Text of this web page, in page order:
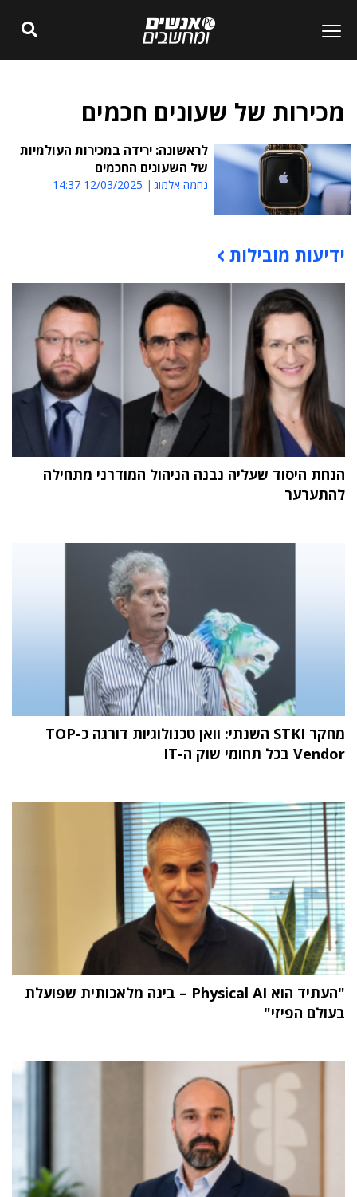
מכירות של שעונים חכמים
לראשונה: ירידה במכירות העולמיות
של השעונים החכמים
נחמה אלמוג 12/03/2025 14:37
תוכן פרסומי
ידיעות מובילות
הנחת היסוד שעליה נבנה הניהול המודרני מתחילה
להתערער
מחקר STKI השנתי: וואן טכנולוגיות דורגה כ-TOP
Vendor בכל תחומי שוק ה-IT
"העתיד הוא Physical AI – בינה מלאכותית שפועלת
בעולם הפיזי"